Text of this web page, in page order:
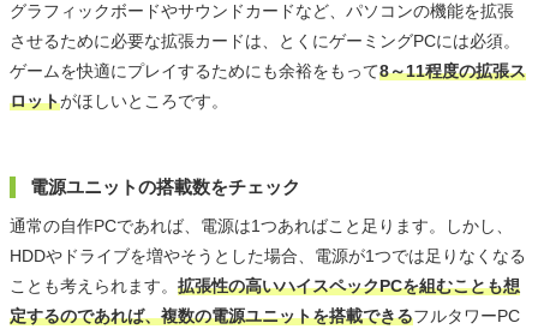
グラフィックボードやサウンドカードなど、パソコンの機能を拡張
させるために必要な拡張カードは、とくにゲーミングPCには必須。
ゲームを快適にプレイするためにも余裕をもって8～11程度の拡張ス
ロットがほしいところです。
電源ユニットの搭載数をチェック
通常の自作PCであれば、電源は1つあればこと足ります。しかし、
HDDやドライブを増やそうとした場合、電源が1つでは足りなくなる
ことも考えられます。 拡張性の高いハイスペックPCを組むことも想
定するのであれば、複数の電源ユニットを搭載できるフルタワーPC